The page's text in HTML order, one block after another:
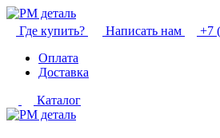
Где купить? Написать нам
+7
Оплата
Доставка
Каталог